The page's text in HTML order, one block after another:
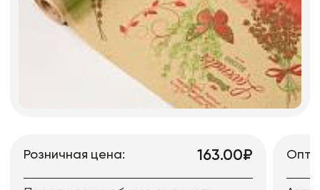
Розничная цена: 163.00₽